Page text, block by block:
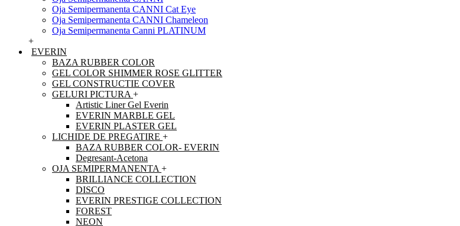
Oja Semipermanenta CANNI Cat Eye
Oja Semipermanenta CANNI Chameleon
Oja Semipermanenta Canni PLATINUM
+
EVERIN
BAZA RUBBER COLOR
GEL COLOR SHIMMER ROSE GLITTER
GEL CONSTRUCTIE COVER
GELURI PICTURA +
Artistic Liner Gel Everin
EVERIN MARBLE GEL
EVERIN PLASTER GEL
LICHIDE DE PREGATIRE +
BAZA RUBBER COLOR- EVERIN
Degresant-Acetona
OJA SEMIPERMANENTA +
BRILLIANCE COLLECTION
DISCO
EVERIN PRESTIGE COLLECTION
FOREST
NEON